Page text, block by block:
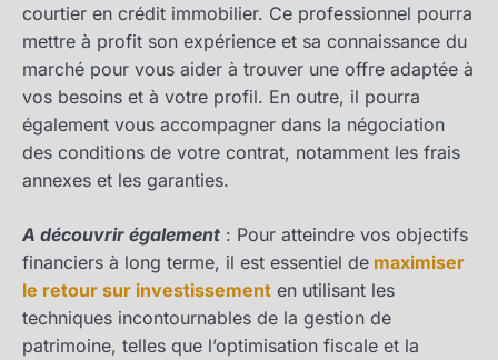
courtier en crédit immobilier. Ce professionnel pourra
mettre à profit son expérience et sa connaissance du
marché pour vous aider à trouver une offre adaptée à
vos besoins et à votre profil. En outre, il pourra
également vous accompagner dans la négociation
des conditions de votre contrat, notamment les frais
annexes et les garanties.
A découvrir également : Pour atteindre vos objectifs
financiers à long terme, il est essentiel de maximiser
le retour sur investissement en utilisant les
techniques incontournables de la gestion de
patrimoine, telles que l’optimisation fiscale et la